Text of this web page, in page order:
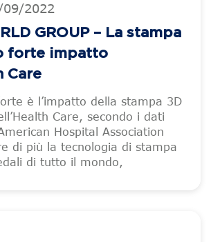
09/2022
GROUP – La stampa
forte impatto
Care
è l’impatto della stampa 3D
Care, secondo i dati
Hospital Association
di più la tecnologia di stampa
di tutto il mondo,